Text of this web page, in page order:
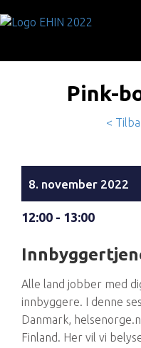
Pink-
<
8. november 2022
12:00 - 13:00
Alle land jobber med
innbyggere. I denne
Danmark,
Finland. Her vil vi